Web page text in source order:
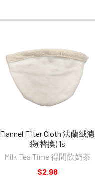
Flannel Filter Cloth 法蘭絨濾
袋(替換) 1s
Milk Tea Time 得閒飲奶茶
$2.98